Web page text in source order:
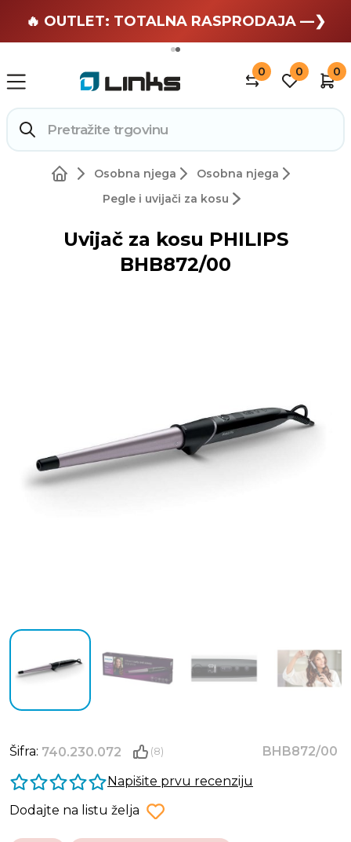
🏄 Zaslužuješ odmor —❯
🔥 OUTLET: TOTALNA RASPRODAJA —❯
0 0 0
Osobna njega
Osobna njega
Pegle i uvijači za kosu
Uvijač za kosu PHILIPS
BHB872/00
Šifra: 740.230.072 (8)
BHB872/00
Napišite prvu recenziju
Dodajte na listu želja